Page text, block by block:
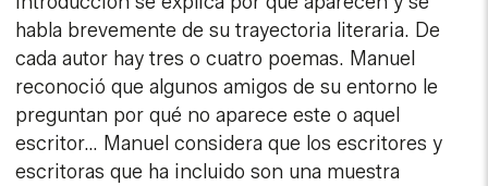
habla brevemente de su trayectoria literaria. De
cada autor hay tres o cuatro poemas. Manuel
reconoció que algunos amigos de su entorno le
preguntan por qué no aparece este o aquel
escritor… Manuel considera que los escritores y
escritoras que ha incluido son una muestra